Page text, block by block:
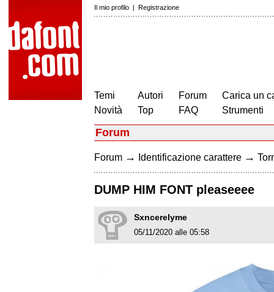
Il mio profilo | Registrazione
Temi
Novità
Autori
Top
Forum
FAQ
Carica un
Strumenti
Forum
Forum → Identificazione carattere →
DUMP HIM FONT pleaseeee
Sxncerelyme
05/11/2020 alle 05:58